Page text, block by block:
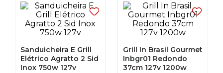
Sanduicheira E Grill
Elétrico Agratto 2 Sid
Inox 750w 127v
Grill In Brasil Gourmet
Inbgr01 Redondo
37cm 127v 1200w